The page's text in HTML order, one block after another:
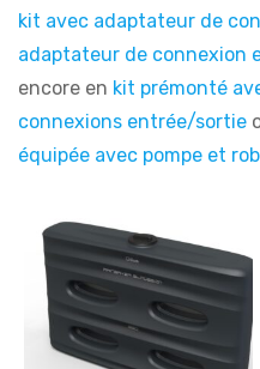
kit avec adaptateur de
adaptateur de connexion
encore en kit prémonté
connexions entrée/sortie
équipée avec pompe et